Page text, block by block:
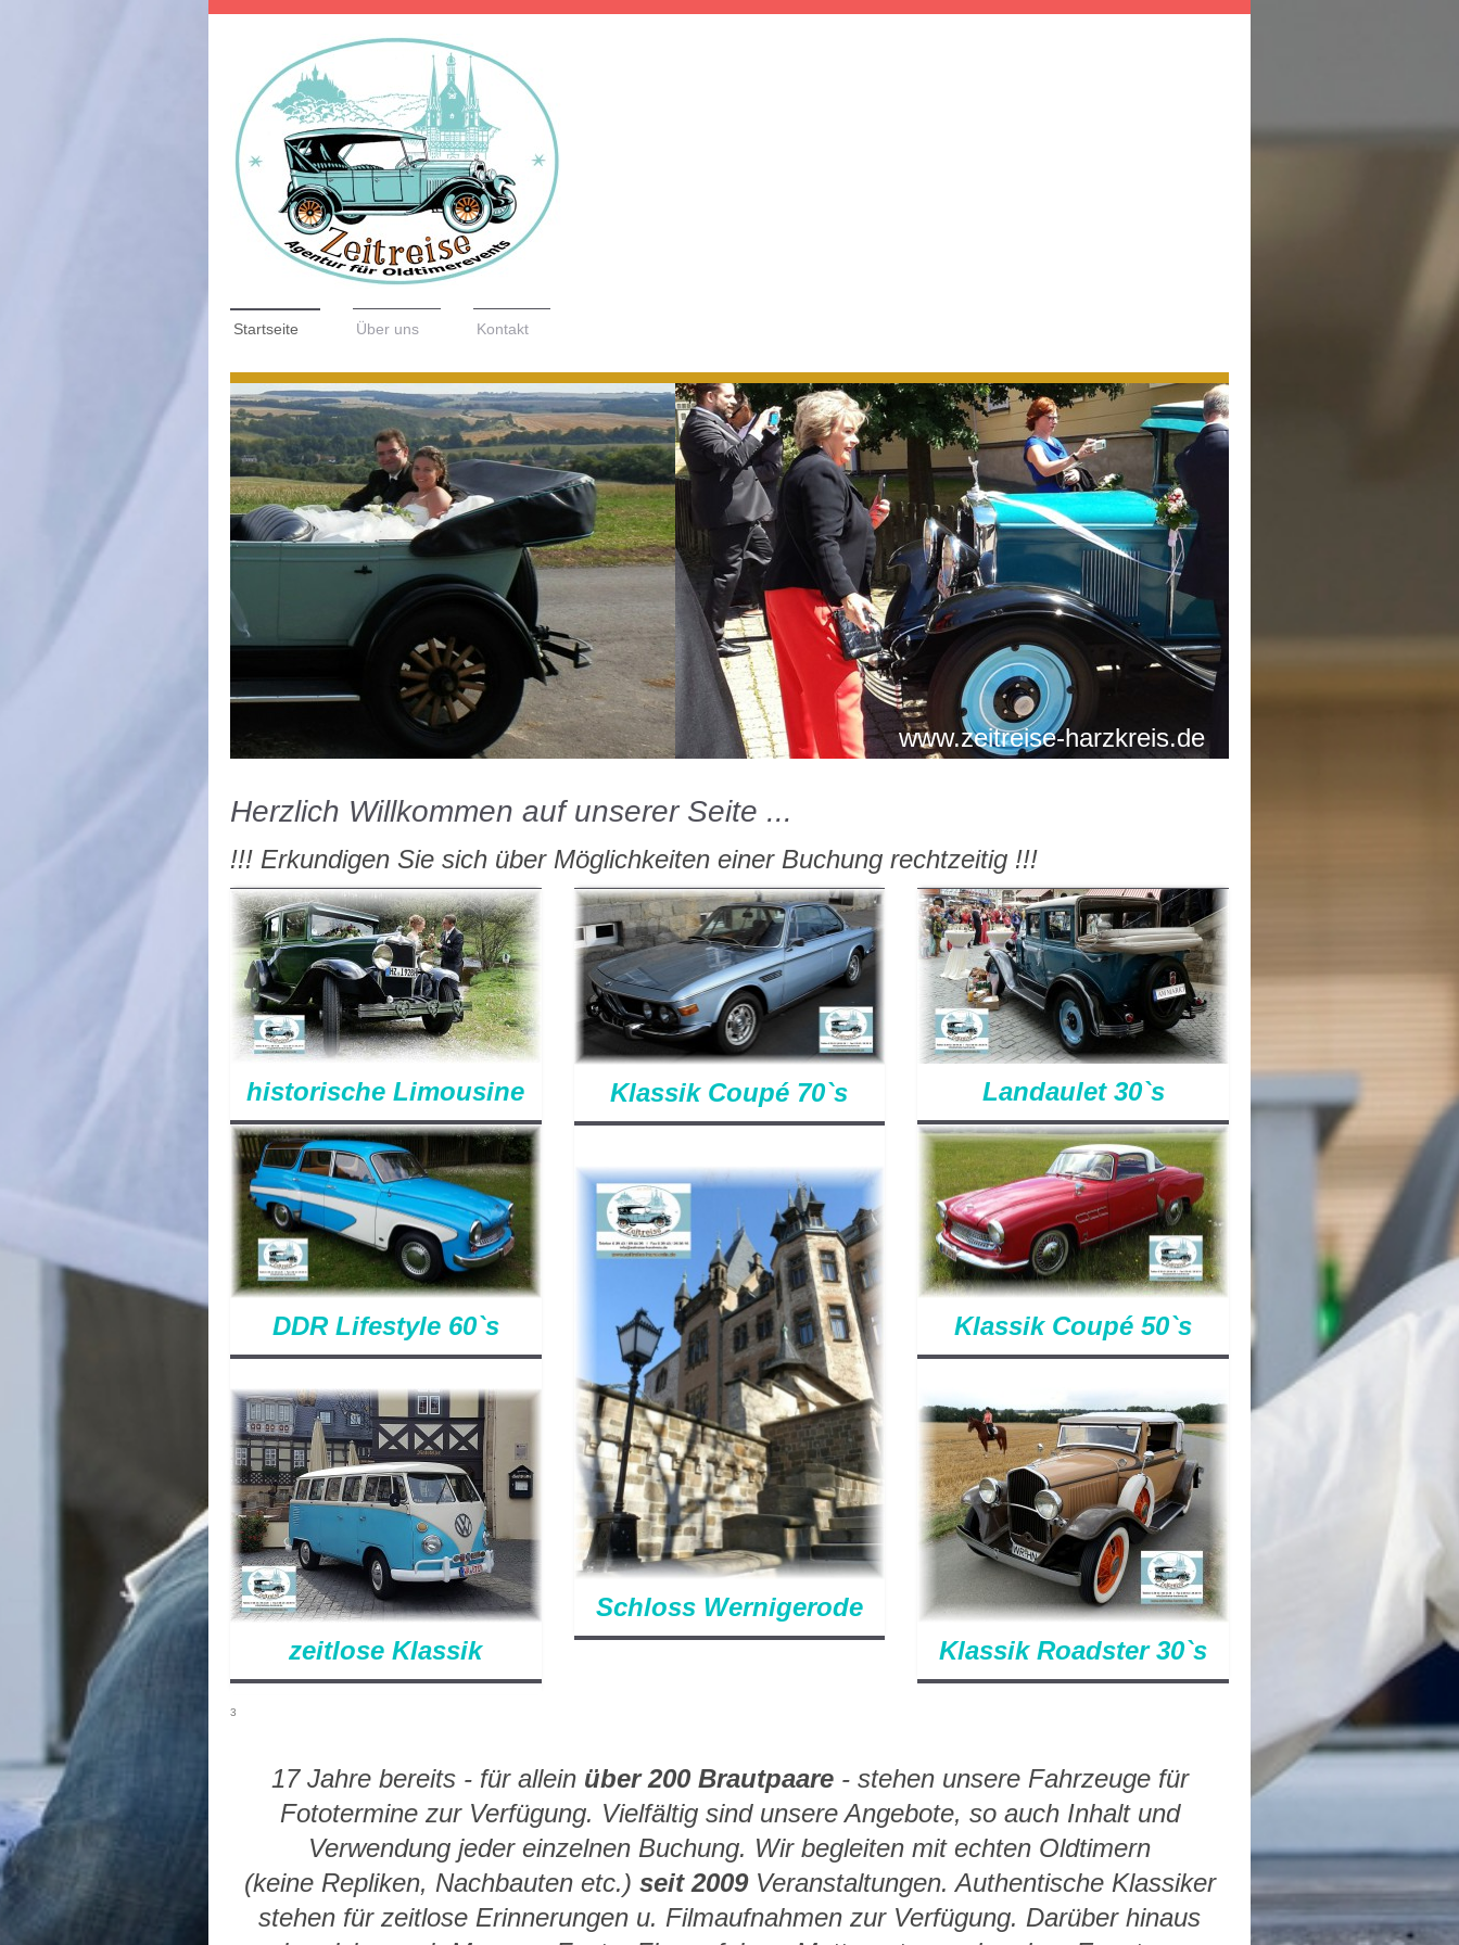
Startseite Über uns Kontakt
www.zeitreise-harzkreis.de
Herzlich Willkommen auf unserer Seite ...
!!! Erkundigen Sie sich über Möglichkeiten einer Buchung rechtzeitig !!!
historische Limousine
DDR Lifestyle 60`s
zeitlose Klassik
Klassik Coupé 70`s
Schloss Wernigerode
Landaulet 30`s
Klassik Coupé 50`s
Klassik Roadster 30`s
3
17 Jahre bereits - für allein über 200 Brautpaare- stehen unsere Fahrzeuge für
Fototermine zur Verfügung. Vielfältig sind unsere Angebote, so auch Inhalt und
Verwendung jeder einzelnen Buchung. Wir begleiten mit echten Oldtimern
(keine Repliken, Nachbauten etc.) seit 2009Veranstaltungen. Authentische Klassiker
stehen für zeitlose Erinnerungen u. Filmaufnahmen zur Verfügung. Darüber hinaus